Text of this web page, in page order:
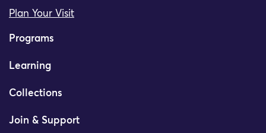
Plan Your Visit
Programs
Learning
Collections
Join & Support